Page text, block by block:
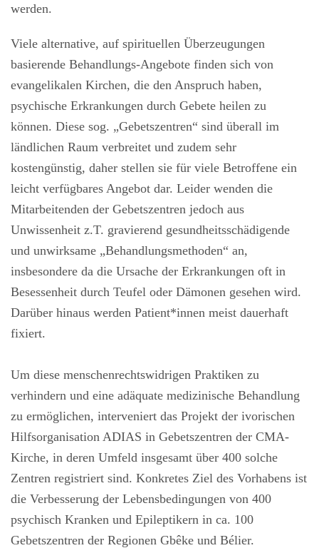
werden.
Viele alternative, auf spirituellen Überzeugungen
basierende Behandlungs-Angebote finden sich von
evangelikalen Kirchen, die den Anspruch haben,
psychische Erkrankungen durch Gebete heilen zu
können. Diese sog. „Gebetszentren“ sind überall im
ländlichen Raum verbreitet und zudem sehr
kostengünstig, daher stellen sie für viele Betroffene ein
leicht verfügbares Angebot dar. Leider wenden die
Mitarbeitenden der Gebetszentren jedoch aus
Unwissenheit z.T. gravierend gesundheitsschädigende
und unwirksame „Behandlungsmethoden“ an,
insbesondere da die Ursache der Erkrankungen oft in
Besessenheit durch Teufel oder Dämonen gesehen wird.
Darüber hinaus werden Patient*innen meist dauerhaft
fixiert.
Um diese menschenrechtswidrigen Praktiken zu
verhindern und eine adäquate medizinische Behandlung
zu ermöglichen, interveniert das Projekt der ivorischen
Hilfsorganisation ADIAS in Gebetszentren der CMA-
Kirche, in deren Umfeld insgesamt über 400 solche
Zentren registriert sind. Konkretes Ziel des Vorhabens ist
die Verbesserung der Lebensbedingungen von 400
psychisch Kranken und Epileptikern in ca. 100
Gebetszentren der Regionen Gbêke und Bélier.